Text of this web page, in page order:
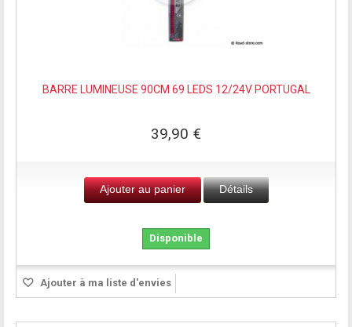
BARRE LUMINEUSE 90CM 69 LEDS 12/24V PORTUGAL
39,90 €
Ajouter au panier Détails
Disponible
Ajouter à ma liste d'envies